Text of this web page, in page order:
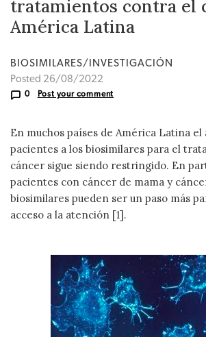
tratamientos contra el
América Latina
BIOSIMILARES/INVESTIGACIÓN
Posted 26/08/2022
0 Post your comment
En muchos países de América Latina el
pacientes a los biosimilares para el
cáncer sigue siendo restringido. En
pacientes con cáncer de mama y
biosimilares pueden ser un paso más
acceso a la atención [1].